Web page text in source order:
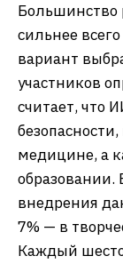
Большинство
сильнее
вариант
участников
считает, что
медицине, а
внедрения
7% — в
Каждый